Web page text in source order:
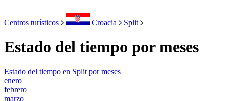
Centros turísticos Croacia Split
Estado del tiempo por meses
Estado del tiempo en Split por meses
enero
febrero
marzo